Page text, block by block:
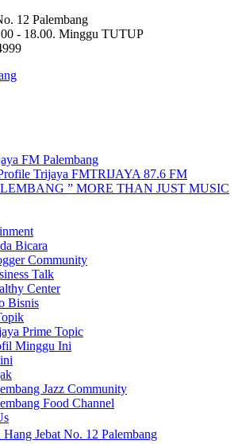
12 Palembang
- 18.00. Minggu TUTUP
FM Palembang
TRIJAYA 87.6 FM
” MORE THAN JUST MUSIC
Bicara
Community
Talk
Center
Bisnis
Prime Topic
Minggu Ini
Jazz Community
Food Channel
Hang Jebat No. 12 Palembang